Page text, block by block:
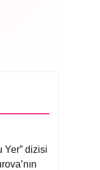
Yer” dizisi